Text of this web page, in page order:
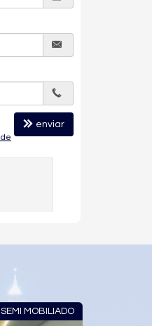
enviar
SEMI MOBILIADO